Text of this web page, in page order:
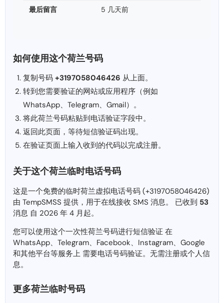
最后留言 5 几天前
如何使用这个荷兰号码
复制号码 +3197058046426 从上面。
转到您需要验证的网站或应用程序（例如
WhatsApp、Telegram、Gmail）。
将此荷兰号码粘贴到电话验证字段中。
返回此页面，等待短信验证码出现。
在验证页面上输入收到的代码以完成注册。
关于这个荷兰临时电话号码
这是一个免费的临时荷兰虚拟电话号码 (+3197058046426)
由 TempSMSS 提供，用于在线接收 SMS 消息。 已收到 53
消息 自 2026 年 4 月起。
您可以使用这个一次性荷兰号码进行短信验证 在
WhatsApp、Telegram、Facebook、Instagram、Google
和其他平台等服务上 需要电话号码验证。无需注册或个人信
息。
更多荷兰临时号码